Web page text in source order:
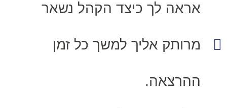
אראה לך כיצד הקהל נשאר
מרותק אליך למשך כל זמן
ההרצאה.